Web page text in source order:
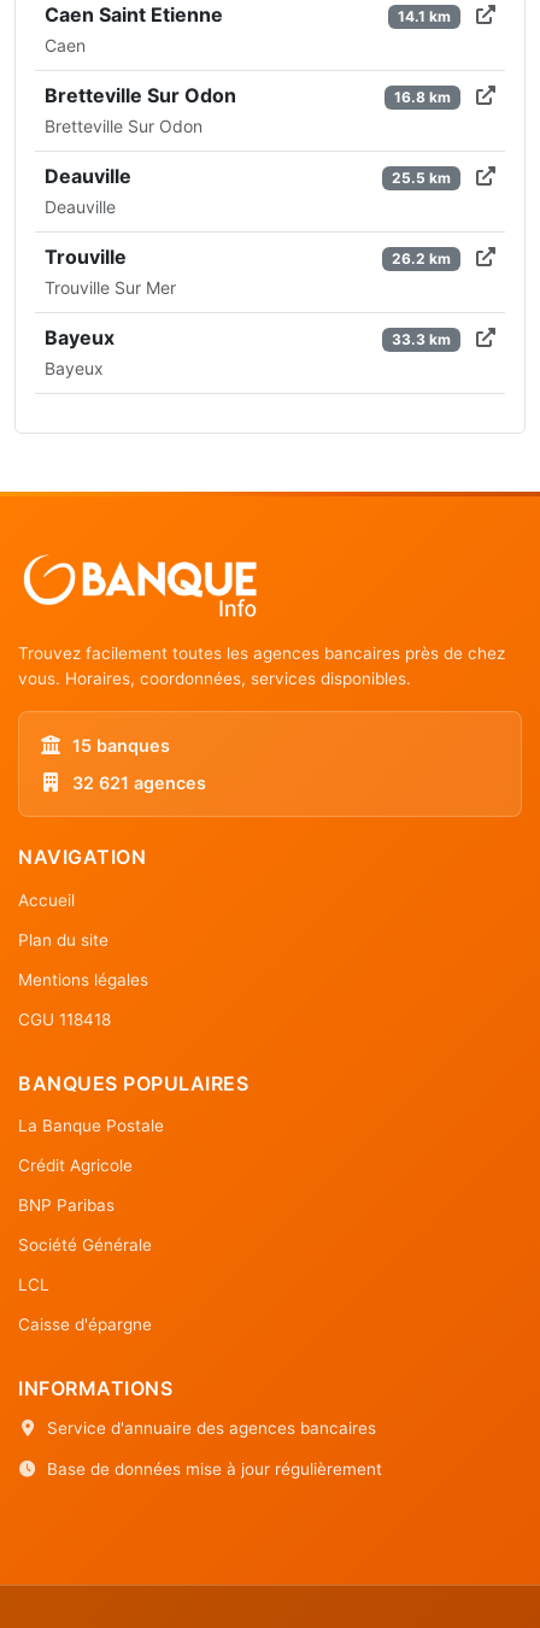
Caen Saint Etienne
Caen
14.1 km
Bretteville Sur Odon
Bretteville Sur Odon
16.8 km
Deauville
Deauville
25.5 km
Trouville
Trouville Sur Mer
26.2 km
Bayeux
Bayeux
33.3 km
Trouvez facilement toutes les agences bancaires près de chez
vous. Horaires, coordonnées, services disponibles.
15 banques
32 621 agences
NAVIGATION
Accueil
Plan du site
Mentions légales
CGU 118418
BANQUES POPULAIRES
La Banque Postale
Crédit Agricole
BNP Paribas
Société Générale
LCL
Caisse d'épargne
INFORMATIONS
Service d'annuaire des agences bancaires
Base de données mise à jour régulièrement